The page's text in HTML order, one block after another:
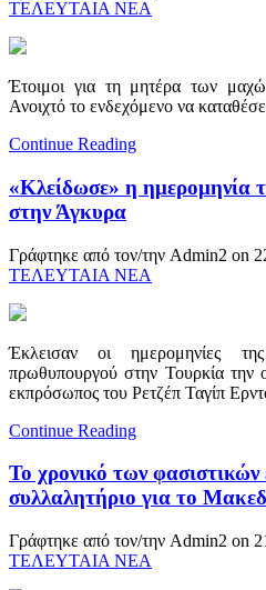
ΤΕΛΕΥΤΑΙΑ ΝΕΑ
Έτοιμοι για τη μητέρα των
Ανοιχτό το ενδεχόμενο να
Continue Reading
«Κλείδωσε» η ημερομηνία
στην Άγκυρα
Γράφτηκε από τον/την Admin2 on
ΤΕΛΕΥΤΑΙΑ ΝΕΑ
Έκλεισαν οι ημερομηνίες
πρωθυπουργού στην Τουρκία την
εκπρόσωπος του Ρετζέπ Ταγίπ
Continue Reading
Το χρονικό των φασιστικών
συλλαλητήριο για το
Γράφτηκε από τον/την Admin2 on
ΤΕΛΕΥΤΑΙΑ ΝΕΑ